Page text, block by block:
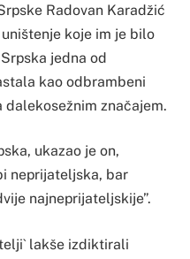
Radovan Karadžić
koje im je bilo
jedna od
kao odbrambeni
značajem.
ukazao je on,
neprijateljska, bar
najneprijateljskije”.
lakše izdiktirali